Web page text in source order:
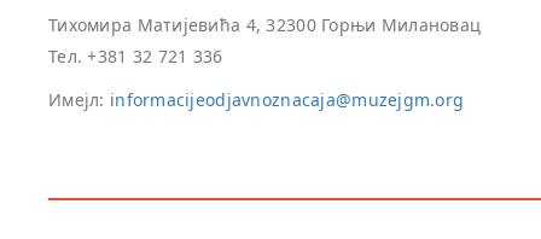
Тихомира Матијевића 4, 32300 Горњи Милановац
Тел. +381 32 721 336
Имејл: informacijeodjavnoznacaja@muzejgm.org